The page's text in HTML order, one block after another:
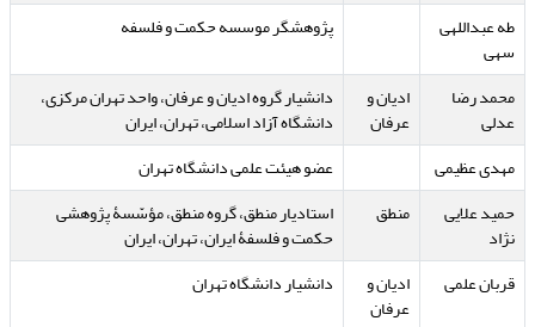
طه عبداللهی
سهی
پژوهشگر موسسه حکمت و فلسفه
محمد رضا
عدلی
ادیان و
عرفان
دانشیار گروه ادیان و عرفان، واحد تهران مرکزی،
دانشگاه آزاد اسلامی، تهران، ایران
مهدی عظیمی
عضو هیئت علمی دانشگاه تهران
حمید علایی
نژاد
منطق استادیار منطق، گروه منطق، مؤسّسۀ پژوهشی
حکمت و فلسفۀ ایران، تهران، ایران
قربان علمی
ادیان و
عرفان
دانشیار دانشگاه تهران